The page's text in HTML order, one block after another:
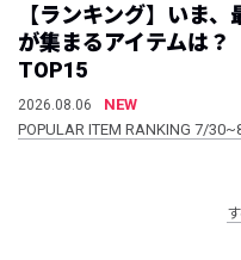
【ランキング】いま、
が集まるアイテムは？
TOP15
2026.08.06
NEW
POPULAR ITEM RANKING 7/